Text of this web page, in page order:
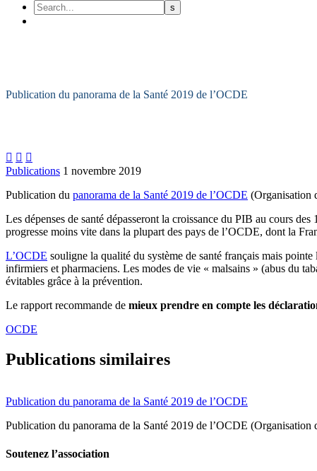
Publication du panorama de la Santé 2019 de l’OCDE
  
Publications 1 novembre 2019
Publication du panorama de la Santé 2019 de l’OCDE (Organisation
Les dépenses de santé dépasseront la croissance du PIB au cours
progresse moins vite dans la plupart des pays de l’OCDE, dont la
L’OCDE souligne la qualité du système de santé français mais
infirmiers et pharmaciens. Les modes de vie « malsains » (abus du
évitables grâce à la prévention.
Le rapport recommande de mieux prendre en compte les
OCDE
Publications similaires
Publication du panorama de la Santé 2019 de l’OCDE
Publication du panorama de la Santé 2019 de l’OCDE
Soutenez l’association